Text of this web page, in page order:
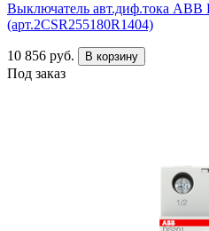
Выключатель авт.диф.тока ABB
(арт.2CSR255180R1404)
10 856 руб. В корзину
Под заказ